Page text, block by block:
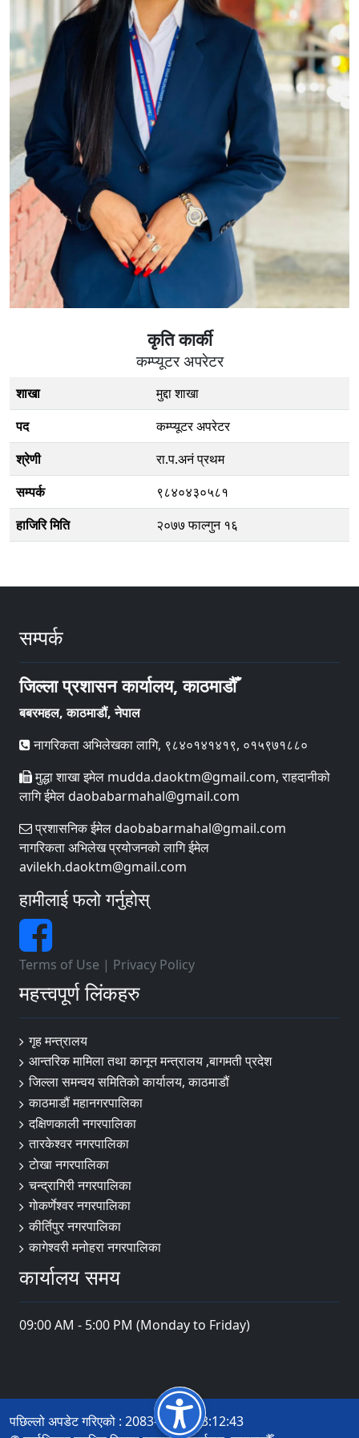
कृति कार्की
कम्प्यूटर अपरेटर
शाखा
मुद्दा शाखा
पद
कम्प्यूटर अपरेटर
श्रेणी
रा.प.अनं प्रथम
सम्पर्क
९८४०४३०५८१
हाजिरि मिति
२०७७ फाल्गुन १६
सम्पर्क
जिल्ला प्रशासन कार्यालय, काठमाडौँ
बबरमहल, काठमाडौं, नेपाल
नागरिकता अभिलेखका लागि, ९८४०१४१४१९, ०१५९७१८८०
मुद्धा शाखा इमेल mudda.daoktm@gmail.com, राहदानीको
लागि ईमेल daobabarmahal@gmail.com
प्रशासनिक ईमेल daobabarmahal@gmail.com
नागरिकता अभिलेख प्रयोजनको लागि ईमेल
avilekh.daoktm@gmail.com
हामीलाई फलो गर्नुहोस्
Terms of Use | Privacy Policy
महत्त्वपूर्ण लिंकहरु
गृह मन्त्रालय
आन्तरिक मामिला तथा कानून मन्त्रालय ,बागमती प्रदेश
जिल्ला समन्वय समितिको कार्यालय, काठमाडौं
काठमाडौं महानगरपालिका
दक्षिणकाली नगरपालिका
तारकेश्वर नगरपालिका
टाेखा नगरपालिका
चन्द्रागिरी नगरपालिका
गाेकर्णेश्वर नगरपालिका
कीर्तिपुर नगरपालिका
कागेश्वरी मनोहरा नगरपालिका
कार्यालय समय
09:00 AM - 5:00 PM (Monday to Friday)
पछिल्लो अपडेट गरिएको : 2083-04-20 13:12:43